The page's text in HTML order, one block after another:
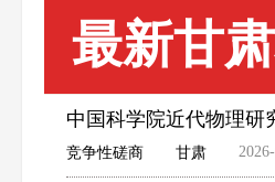
最新甘
中国科学院近代物理研
竞争性磋商 甘肃